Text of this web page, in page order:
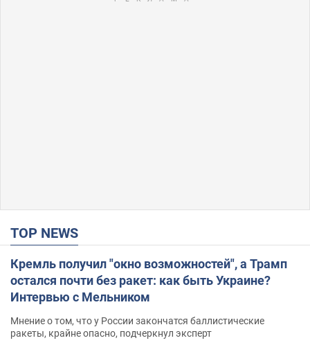
TOP NEWS
Кремль получил "окно возможностей", а Трамп
остался почти без ракет: как быть Украине?
Интервью с Мельником
Мнение о том, что у России закончатся баллистические
ракеты, крайне опасно, подчеркнул эксперт